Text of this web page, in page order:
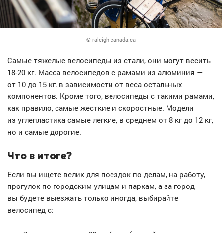
© raleigh-canada.ca
Самые тяжелые велосипеды из стали, они могут весить
18-20 кг. Масса велосипедов с рамами из алюминия —
от 10 до 15 кг, в зависимости от веса остальных
компонентов. Кроме того, велосипеды с такими рамами,
как правило, самые жесткие и скоростные. Модели
из углепластика самые легкие, в среднем от 8 кг до 12 кг,
но и самые дорогие.
Что в итоге?
Если вы ищете велик для поездок по делам, на работу,
прогулок по городским улицам и паркам, а за город
вы будете выезжать только иногда, выбирайте
велосипед с: